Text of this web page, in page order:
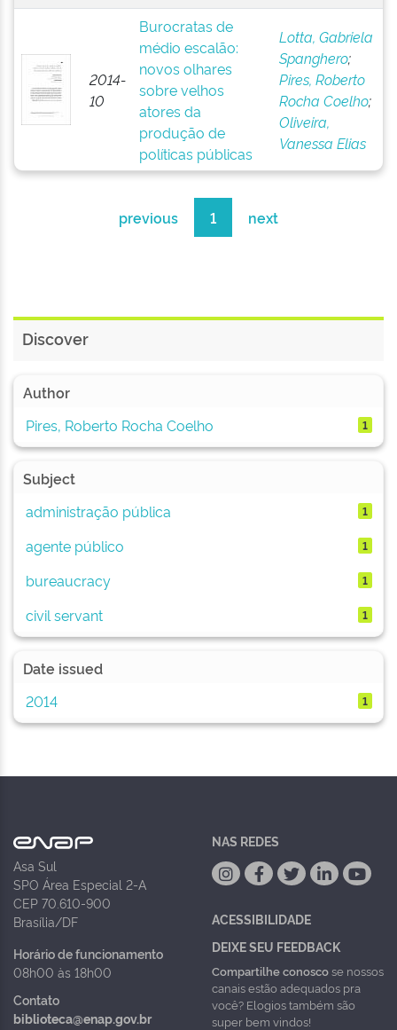
2014-
10
Burocratas de
médio escalão:
novos olhares
sobre velhos
atores da
produção de
políticas públicas
Lotta, Gabriela
Spanghero;
Pires, Roberto
Rocha Coelho;
Oliveira,
Vanessa Elias
previous 1 next
Discover
Author
Pires, Roberto Rocha Coelho
1
Subject
administração pública
1
agente público 1
bureaucracy 1
civil servant 1
Date issued
2014
1
Asa Sul
SPO Área Especial 2-A
CEP 70.610-900
Brasília/DF
Horário de funcionamento
08h00 às 18h00
Contato
biblioteca@enap.gov.br
NAS REDES
ACESSIBILIDADE
DEIXE SEU FEEDBACK
Compartilhe conoscose nossos
canais estão adequados pra
você? Elogios também são
super bem vindos!